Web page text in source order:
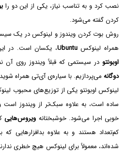
نصب کرد و به تناسب نیاز، یکی از این دو را
کردن گفته می‌شود.
روش بوت کردن ویندوز و لینوکس در یک
همراه لینوکسUbuntu، یکسان است. در
اوبونتو در سیستمی که قبلاً ویندوز روی آن
دوگانه می‌پردازیم. با سیاره‌ی آی‌تی همراه
لینوکس اوبونتو یکی از توزیع‌های محبوب
ساده است، به علاوه سبک‌تر از ویندوز
خوبی اجرا می‌شود. خوشبختانه ویروس‌هایی
کم‌تعداد هستند و به علاوه بدافزارهایی که
شده‌اند، معمولاً برای لینوکس هیچ خطری